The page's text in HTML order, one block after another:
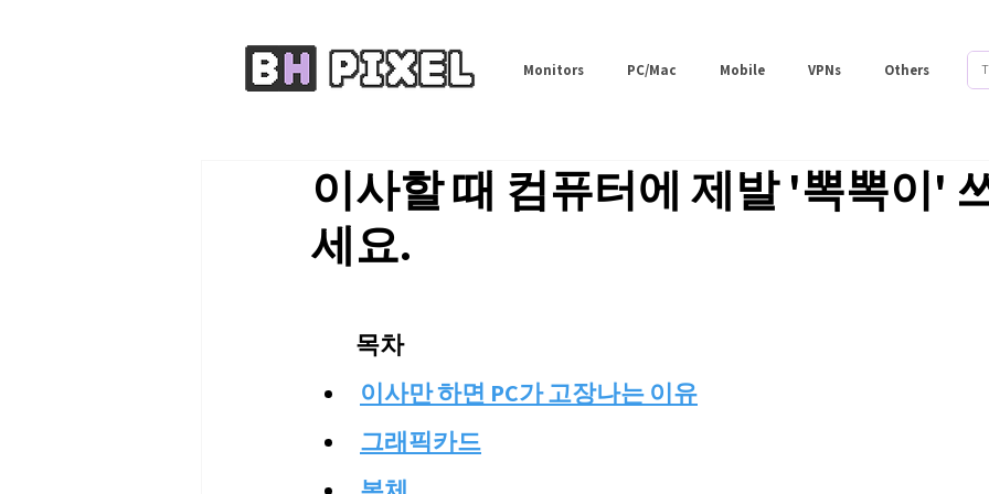
Monitors PC/Mac Mobile VPNs Others
이사할 때 컴퓨터에 제발 '뽁뽁이'
세요.
목차
이사만 하면 PC가 고장나는 이유
그래픽카드